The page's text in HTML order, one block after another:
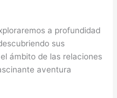
a profundidad
sus
ámbito de las relaciones
aventura